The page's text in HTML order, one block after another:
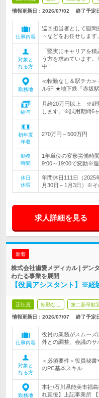
情報更新日：2026/07/02 終了予定
仕事内容
巡回担当者として顧問
トなどをお任せします。
対象と
なる方
「堅実にキャリアを
う方を求めています
中！
勤務地
≪転勤なし＆駅チカ≫
ル5F ★地下鉄『赤坂
給与
月給20万円以上 ※経
します。※試用期間6
初年度
年収
270万円～500万円
勤務
時間
1年単位の変形労働
9:00～19:00で変動※
休日
休暇
年間休日111日（2025
月30日～1月3日）※そ
求人詳細を見る
新着
株式会社歯愛メディカル | デン
わたる事業を展開
【役員アシスタント】※経
正社員 転勤なし 第二新卒歓
情報更新日：2026/07/07 終了予定
仕事内容
役員の業務がスムーズ
外との調整、会議のサ
対象と
なる方
＜必須要件＞役員秘
のPC基本スキル
勤務地
本社/石川県能美市福
れ直後】上記事業所